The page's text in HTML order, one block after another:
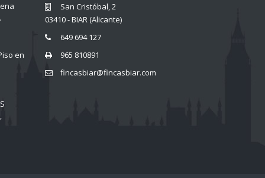
en
San Cristóbal, 2
03410 - BIAR (Alicante)
649 694 127
965 810891
fincasbiar@fincasbiar.com